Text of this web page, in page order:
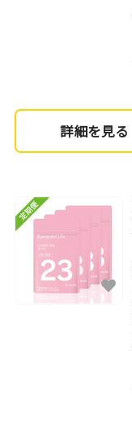
詳細を見る